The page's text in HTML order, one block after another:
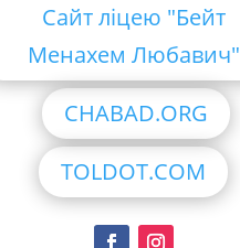
Сайт ліцею "Бейт
Менахем Любавич"
CHABAD.ORG
TOLDOT.COM